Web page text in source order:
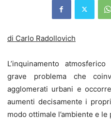
di Carlo Radollovich
L’inquinamento
grave problema che
agglomerati urbani e
aumenti decisamente i
modo ottimale l’ambiente e